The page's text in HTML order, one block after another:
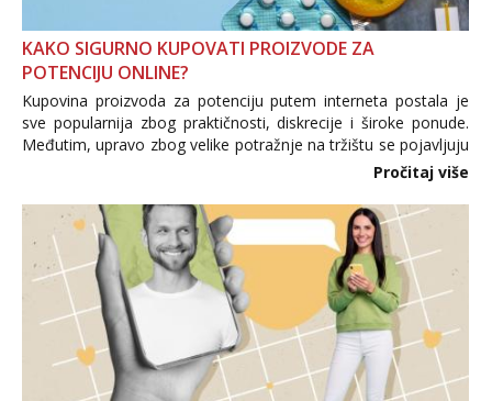
KAKO SIGURNO KUPOVATI PROIZVODE ZA
POTENCIJU ONLINE?
Kupovina proizvoda za potenciju putem interneta postala je
sve popularnija zbog praktičnosti, diskrecije i široke ponude.
Međutim, upravo zbog velike potražnje na tržištu se pojavljuju
i brojni krivotvoreni proizvodi, nepouzdane internetske
Pročitaj više